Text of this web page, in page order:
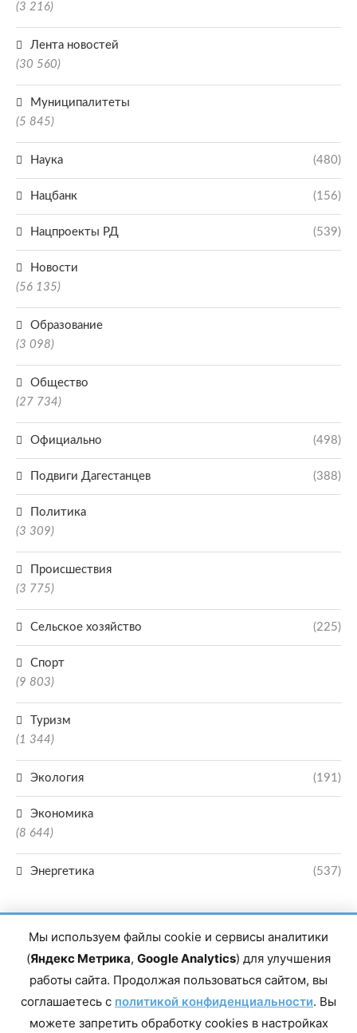
(3 216)
Лента новостей
(30 560)
Муниципалитеты
(5 845)
Наука (480)
Нацбанк (156)
Нацпроекты РД (539)
Новости
(56 135)
Образование
(3 098)
Общество
(27 734)
Официально (498)
Подвиги Дагестанцев (388)
Политика
(3 309)
Происшествия
(3 775)
Сельское хозяйство (225)
Спорт
(9 803)
Туризм
(1 344)
Экология (191)
Экономика
(8 644)
Энергетика (537)
Главный редактор сетевого издания Магомаев Тимур Нухович. Контакты
редакции: 8(988)-292-94-34 Почта: vestiskfo@gmail.com По вопросам
Дагестан, г. Махачкала, пр-т Насрутдинова, д. 1а. Все права защищены.
Мы используем файлы cookie и сервисы аналитики
(Яндекс Метрика, Google Analytics) для улучшения
работы сайта. Продолжая пользоваться сайтом, вы
соглашаетесь с политикой конфиденциальности. Вы
можете запретить обработку cookies в настройках